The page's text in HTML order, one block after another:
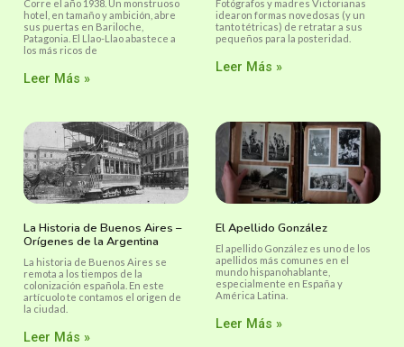
Corre el año 1938. Un monstruoso
hotel, en tamaño y ambición, abre
sus puertas en Bariloche,
Patagonia. El Llao-Llao abastece a
los más ricos de
Leer Más »
Fotógrafos y madres Victorianas
idearon formas novedosas (y un
tanto tétricas) de retratar a sus
pequeños para la posteridad.
Leer Más »
La Historia de Buenos Aires –
Orígenes de la Argentina
La historia de Buenos Aires se
remota a los tiempos de la
colonización española. En este
artícuolo te contamos el origen de
la ciudad.
Leer Más »
El Apellido González
El apellido González es uno de los
apellidos más comunes en el
mundo hispanohablante,
especialmente en España y
América Latina.
Leer Más »